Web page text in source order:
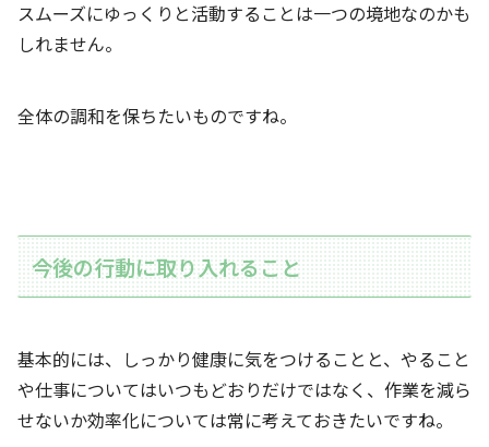
スムーズにゆっくりと活動することは一つの境地なのかも
しれません。
全体の調和を保ちたいものですね。
今後の行動に取り入れること
基本的には、しっかり健康に気をつけることと、やること
や仕事についてはいつもどおりだけではなく、作業を減ら
せないか効率化については常に考えておきたいですね。